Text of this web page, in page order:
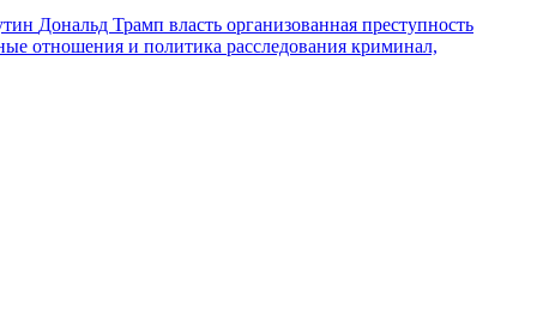
Дональд Трамп власть организованная преступность
отношения и политика расследования криминал,